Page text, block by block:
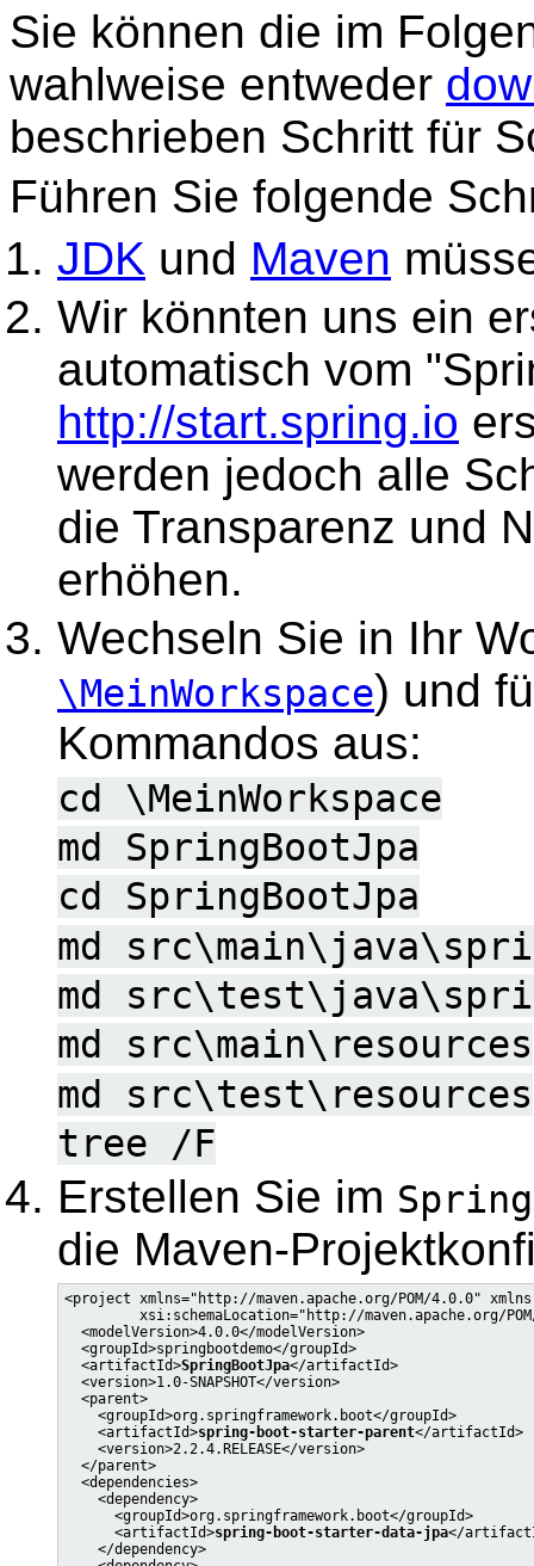
Sie können die im
wahlweise entweder
beschrieben Schritt für
Führen Sie folgende
JDK und Maven
Wir könnten uns ein
automatisch vom
http://start.spring.io
werden jedoch alle
die Transparenz und
erhöhen.
Wechseln Sie in Ihr
\MeinWorkspace) und
Kommandos aus:
cd \MeinWorkspace
md SpringBootJpa
cd SpringBootJpa
md
md
md src\main\resources
md src\test\resources
tree /F
Erstellen Sie im
die Maven-
<project xmlns="http://maven.apache.org/POM/4.0.0"
xsi:schemaLocation="http://maven.apache.org/
  <modelVersion>4.0.0</modelVersion>
  <groupId>springbootdemo</groupId>
  <artifactId>
SpringBootJpa</artifactId>
  <version>1.0-SNAPSHOT</version>
  <parent>
    <groupId>org.springframework.boot</groupId>
    <artifactId>
spring-boot-starter-parent</artifactId>
    <version>2.2.4.RELEASE</version>
  </parent>
  <dependencies>
    <dependency>
      <groupId>org.springframework.boot</groupId>
      <artifactId>
spring-boot-starter-data-jpa</
    </dependency>